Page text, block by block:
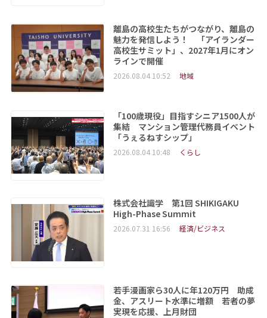
離島の高校生たちがつながり、離島の
魅力を発信しよう！ 「アイランダー
高校生サミット」、2027年1月にオン
ラインで開催
2026.08.04 10:52 地域
「100歳現役」目指すシニア1500人が
集結 マンション管理代務員イベント
「うぇるねすシップ」
2026.08.04 10:48 くらし
株式会社識学 第1回 SHIKIGAKU
High-Phase Summit
2026.07.31 16:56 経済/ビジネス
若手漫画家ら30人に年120万円 助成
金、アスリート水準に増額 若者の夢
実現を応援、上月財団